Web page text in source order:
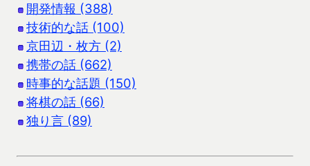
開発情報 (388)
技術的な話 (100)
京田辺・枚方 (2)
携帯の話 (662)
時事的な話題 (150)
将棋の話 (66)
独り言 (89)